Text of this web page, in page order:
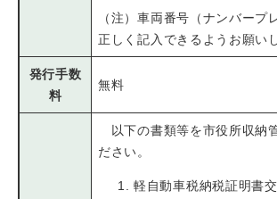
（注）車両番号（ナンバープ
正しく記入できるようお願い
発行手数
料
無料
以下の書類等を市役所収納
ださい。
軽自動車税納税証明書